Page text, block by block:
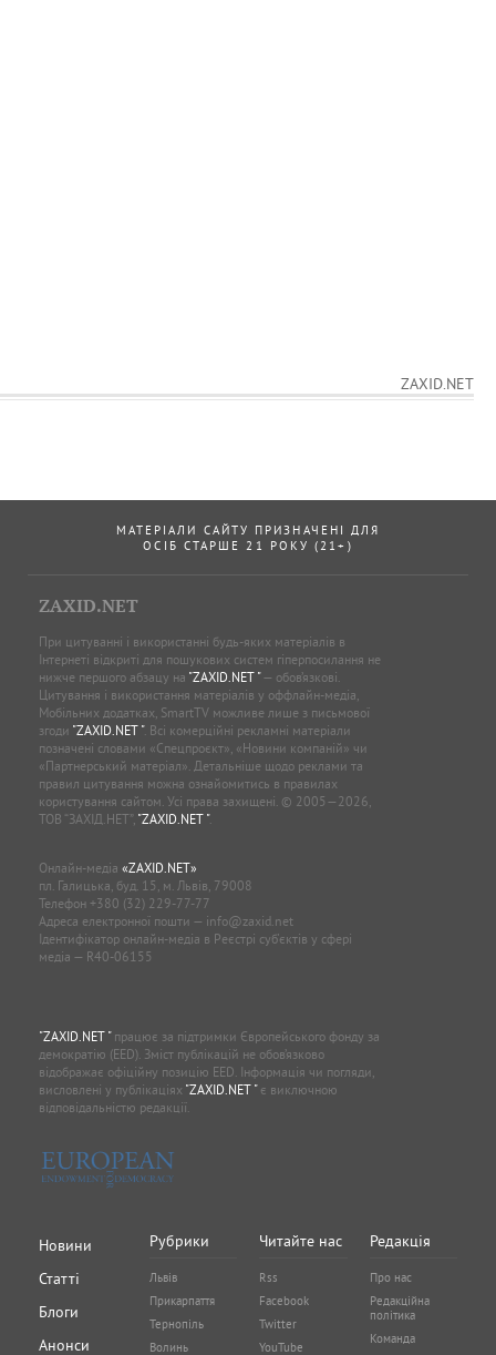
ZAXID.NET
МАТЕРІАЛИ САЙТУ ПРИЗНАЧЕНІ ДЛЯ
ОСІБ СТАРШЕ 21 РОКУ (21+)
ZAXID.NET
При цитуванні і використанні будь-яких матеріалів в
Інтернеті відкриті для пошукових систем гіперпосилання не
нижче першого абзацу на "ZAXID.NET "— обов’язкові.
Цитування і використання матеріалів у оффлайн-медіа,
Мобільних додатках, SmartTV можливе лише з письмової
згоди "ZAXID.NET ". Всі комерційні рекламні матеріали
позначені словами «Спецпроєкт», «Новини компаній» чи
«Партнерський матеріал». Детальніше щодо реклами та
правил цитування можна ознайомитись в правилах
користування сайтом. Усі права захищені. © 2005—2026,
ТОВ “ЗАХІД.НЕТ”, "ZAXID.NET ".
Онлайн-медіа «ZAXID.NET»
пл. Галицька, буд. 15, м. Львів, 79008
Телефон +380 (32) 229-77-77
Адреса електронної пошти — info@zaxid.net
Ідентифікатор онлайн-медіа в Реєстрі суб'єктів у сфері
медіа — R40-06155
"ZAXID.NET "працює за підтримки Європейського фонду за
демократію (EED). Зміст публікацій не обов’язково
відображає офіційну позицію EED. Інформація чи погляди,
висловлені у публікаціях "ZAXID.NET "є виключною
відповідальністю редакції.
Новини
Статті
Блоги
Анонси
Рубрики
Львів
Прикарпаття
Тернопіль
Волинь
Читайте нас
Rss
Facebook
Twitter
YouTube
Редакція
Про нас
Редакційна
політика
Команда